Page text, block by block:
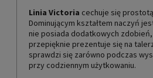
Linia Victoria cechuje się
Dominującym kształtem naczyń
nie posiada dodatkowych
przepięknie prezentuje się na
sprawdzi się zarówno podczas
przy codziennym użytkowaniu.